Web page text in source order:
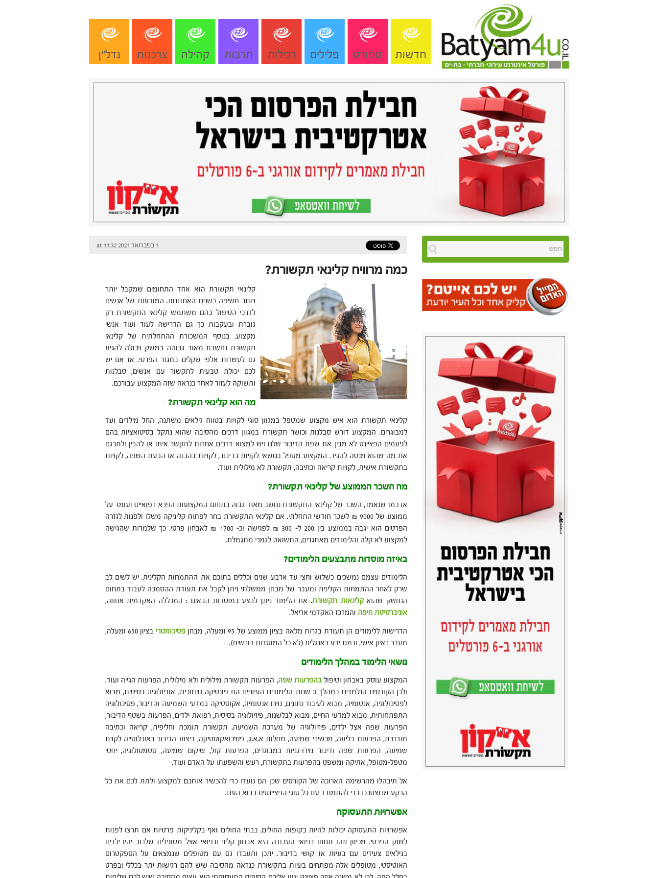
חדשות ספורט פלילים רכילות תרבות קהילה צרכנות נדל"ן
1 בפברואר 2021 at 11:32
כמה מרוויח קלינאי תקשורת?
קלינאי תקשורת הוא אחד התחומים שמקבל יותר
ויותר חשיפה בשנים האחרונות. המודעות של אנשים
לדרכי הטיפול בהם משתמש קלינאי התקשורת רק
גוברת ובעקבות כך גם הדרישה לעוד ועוד אנשי
מקצוע. בנוסף המשכורת ההתחלתית של קלינאי
תקשורת נחשבת מאוד גבוהה במשק ויכולה להגיע
גם לעשרות אלפי שקלים במגזר הפרטי. אז אם יש
לכם יכולת טבעית לתקשור עם אנשים, סבלנות
ותשוקה לעזור לאחר כנראה שזה המקצוע עבורכם.
מה הוא קלינאי תקשורת?
קלינאי תקשורת הוא איש מקצוע שמטפל במגוון סוגי לקויות בטווח גילאים משתנה, החל מילדים ועד
למבוגרים. המקצוע דורש סבלנות וכושר תקשורת במגוון דרכים מהסיבה שהוא נתקל בסיטואציות בהם
לפעמים הפציינט לא מבין את שפת הדיבור שלנו ויש למצוא דרכים אחרות לתקשר איתו או להבין ולתרגם
את מה שהוא מנסה להגיד. המקצוע מטפל בנושאי לקויות בדיבור, לקויות בהבנה או הבעת השפה, לקויות
בתקשורת אישית, לקויות קריאה וכתיבה, תקשורת לא מילולית ועוד.
מה השכר הממוצע של קלינאי תקשורת?
אז כמו שנאמר, השכר של קלינאי התקשורת נחשב מאוד גבוה בתחום המקצועות הפרא רפואיים ועומד על
ממוצע של 9000 ₪ לשכר חודשי התחלתי. אם קלינאי התקשורת בחר לפתוח קליניקה משלו ולפנות לגזרה
הפרטים הוא יגבה בממוצע בין 200 ל- 300 ₪ לפגישה וכ- 1700 ₪ לאבחון פרטי. כך שלמרות שהגישה
למקצוע לא קלה והלימודים מאתגרים, התשואה לגמרי מתגמלת.
באיזה מוסדות מתבצעים הלימודים?
הלימודים עצמם נמשכים כשלוש וחצי עד ארבע שנים וכללים בתוכם את ההתמחות הקלינית. יש לשים לב
שרק לאחר ההתמחות הקלינית ומעבר של מבחן ממשלתי ניתן לקבל את תעודת ההסמכה לעבוד בתחום
הנחשק שהואקלינאות תקשורת. את הלימוד ניתן לבצע במוסדות הבאים : המכללה האקדמית אחווה,
אוניברסיטת חיפה והמרכז האקדמי אריאל.
הדרישות ללימודים הן תעודת בגרות מלאה בציון ממוצע של 95 ומעלה, מבחן פסיכומטרי
בציון 650 ומעלה,
מעבר ראיון אישי, ורמת ידע באנגלית (לא כל המוסדות דורשים).
נושאי הלימוד במהלך הלימודים
המקצוע עוסק באבחון וטיפול בהפרעות שפה, הפרעות תקשורת מילולית ולא מילולית, הפרעות הגייה ועוד.
ולכן הקורסים הנלמדים במהלך 3 שנות הלימודים העיוניים הם פונטיקה חיתוכית, אודיולוגיה בסיסית, מבוא
לפסיכולוגיה, אנטומיה, מבוא לעיבוד נתונים, נוירו אנטומיה, אקוסטיקה במדעי השמיעה והדיבור, פסיכולוגיה
התפתחותית, מבוא למדעי החיים, מבוא לבלשנות, פיזיולוגיה בסיסית, רפואת ילדים, הפרעות בשטף הדיבור,
הפרעות שפה אצל ילדים, פיזיולוגיה של מערכת השמיעה, תקשורת תומכת וחליפית, קריאה וכתיבה
מודרכת, הפרעות בליעה, מכשירי שמיעה, מחלות א.א.ג, פסיכואקוסטיקה, ביצוע הדיבור באוכלוסייה לקוית
שמיעה, הפרעות שפה ודיבור נוירו-גניות במבוגרים, הפרעות קול, שיקום שמיעה, סטמטולוגיה, יחסי
מטפל-מטופל, אתיקה ומשפט בהפרעות בתקשורת, רעש והשפעתו על האדם ועוד.
אל תיבהלו מהרשימה הארוכה של הקורסים שכן הם נועדו כדי להכשיר אותכם למקצוע ולתת לכם את כל
הרקע שתצטרכו כדי להתמודד עם כל סוגי הפציינטים בבוא העת.
אפשרויות התעסוקה
אפשרויות התעסוקה יכולות להיות בקופות החולים, בבתי החולים ואף בקליניקות פרטיות אם תרצו לפנות
לשוק הפרטי. מכיוון וזהו תחום רפואי העבודה היא אבחון קליני ורפואי אצל מטופלים שלרוב יהיו ילדים
בגילאים צעירים עם בעיות או קושי בדיבור. יתכן ותעבדו גם עם מטופלים שנמצאים על הספקטרום
האוטיסטי, מטופלים אלה מפתחים בעיות בתקשורת כנראה מהסיבה שיש להם רגישות יתר בכללי ובפרט